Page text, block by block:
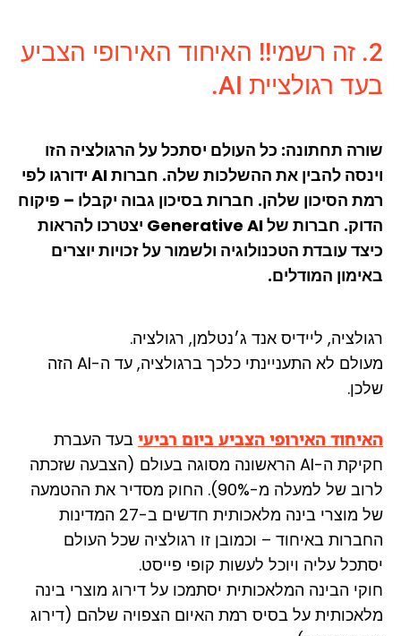
2. זה רשמי!! האיחוד האירופי הצביע
בעד רגולציית AI.
שורה תחתונה: כל העולם יסתכל על הרגולציה הזו
וינסה להבין את ההשלכות שלה. חברות AI ידורגו לפי
רמת הסיכון שלהן. חברות בסיכון גבוה יקבלו – פיקוח
הדוק. חברות של Generative AI יצטרכו להראות
כיצד עובדת הטכנולוגיה ולשמור על זכויות יוצרים
באימון המודלים.
רגולציה, ליידיס אנד ג׳נטלמן, רגולציה.
מעולם לא התעניינתי כלכך ברגולציה, עד ה-AI הזה
שלכן.
האיחוד האירופי הצביע ביום רביעי בעד העברת
חקיקת ה-AI הראשונה מסוגה בעולם (הצבעה שזכתה
לרוב של למעלה מ-90%). החוק מסדיר את ההטמעה
של מוצרי בינה מלאכותית חדשים ב-27 המדינות
החברות באיחוד – וכמובן זו רגולציה שכל העולם
יסתכל עליה ויוכל לעשות קופי פייסט.
חוקי הבינה המלאכותית יסתמכו על דירוג מוצרי בינה
מלאכותית על בסיס רמת האיום הצפויה שלהם (דירוג